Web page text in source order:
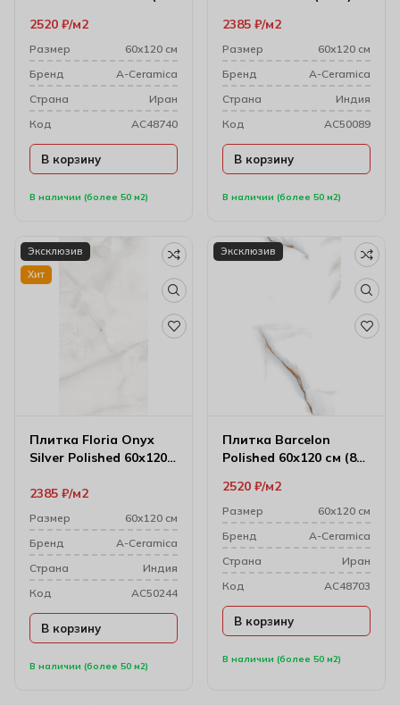
В наличии (более 50 м2)
2520 ₽ м2
Размер
60х120 см
Бренд
A-Ceramica
Cтрана
Иран
Код
AC48740
В корзину
В наличии (более 50 м2)
2385 ₽ м2
Размер
60х120 см
Бренд
A-Ceramica
Cтрана
Индия
Код
AC50089
В корзину
Эксклюзив
Хит
Плитка Floria Onyx
Silver Polished 60х120
В наличии (более 50 м2)
2385 ₽ м2
Размер
60х120 см
Бренд
A-Ceramica
Cтрана
Индия
Код
AC50244
В корзину
Эксклюзив
Плитка Barcelon
Polished 60х120 см (8
В наличии (более 50 м2)
2520 ₽ м2
Размер
60х120 см
Бренд
A-Ceramica
Cтрана
Иран
Код
AC48703
В корзину